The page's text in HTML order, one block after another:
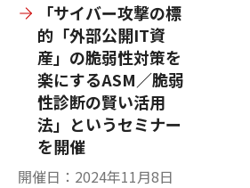
「サイバー攻撃の標
的「外部公開IT資
産」の脆弱性対策を
楽にするASM／脆弱
性診断の賢い活用
法」というセミナー
を開催
開催日：2024年11月8日